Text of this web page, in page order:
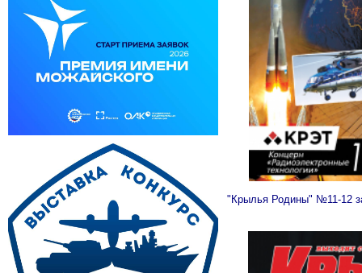
"Крылья Родины" №11-12